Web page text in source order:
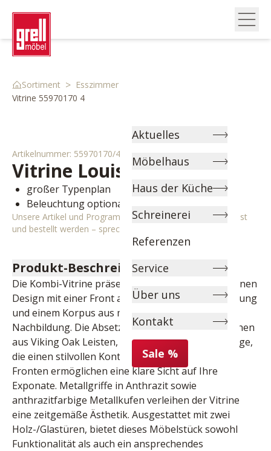
Aktuelles
Möbelhaus
Haus der Küche
Schreinerei
Referenzen
Service
Über uns
Kontakt
Sale %
Sortiment > Esszimmer
Vitrine 55970170 4
Artikelnummer: 55970170/4
Vitrine Louisiana
großer Typenplan
Beleuchtung optional
Unsere Artikel und Programme können individuell angepasst
und bestellt werden – sprechen Sie uns gerne an!
Produkt-Beschreibung
Die Kombi-Vitrine präsentiert sich in einem modernen
Design mit einer Front aus white tiefzieh Nachbildung
und einem Korpus aus modern white Melamin
Nachbildung. Die Absetzung und Rückwand bestehen
aus Viking Oak Leisten, ummantelt mit Schattenfuge,
die einen stilvollen Kontrast schaffen. Klarglas-
Fronten ermöglichen eine klare Sicht auf Ihre
Exponate. Metallgriffe in Anthrazit sowie
anthrazitfarbige Metallkufen verleihen der Vitrine
eine zeitgemäße Ästhetik. Ausgestattet mit zwei
Holz-/Glastüren, bietet dieses Möbelstück sowohl
Funktionalität als auch ein ansprechendes